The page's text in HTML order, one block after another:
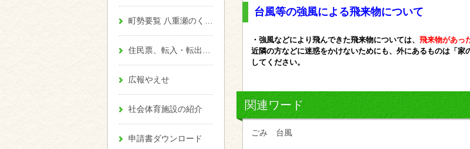
台風等の強風による飛来物について
・強風などにより飛んできた飛来物については、 飛来物があっ
近隣の方などに迷惑をかけないためにも、外にあるものは「
してください。
関連ワード
ごみ 台風
町勢要覧 八重瀬のくくる
住民票、転入・転出、戸籍
広報やえせ
社会体育施設の紹介
申請書ダウンロード